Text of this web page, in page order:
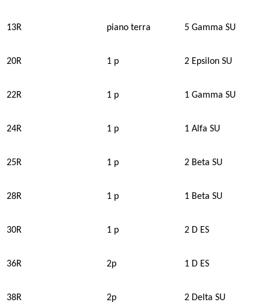
13R piano terra 5 Gamma SU
20R 1 p 2 Epsilon SU
22R 1 p 1 Gamma SU
24R 1 p 1 Alfa SU
25R 1 p 2 Beta SU
28R 1 p 1 Beta SU
30R 1 p 2 D ES
36R 2p 1 D ES
38R 2p 2 Delta SU